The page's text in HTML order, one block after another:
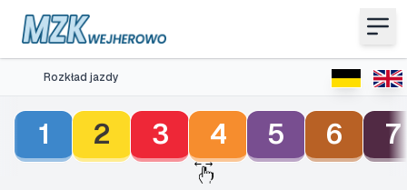
Rozkład jazdy
1 2 3 4 5 6 7